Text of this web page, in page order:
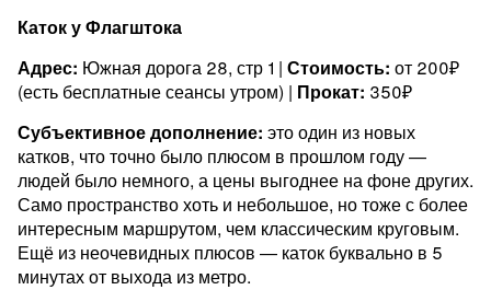
Каток у Флагштока
Адрес: Южная дорога 28, стр 1 | Стоимость: от 200₽
(есть бесплатные сеансы утром) | Прокат: 350₽
Субъективное дополнение: это один из новых
катков, что точно было плюсом в прошлом году —
людей было немного, а цены выгоднее на фоне других.
Само пространство хоть и небольшое, но тоже с более
интересным маршрутом, чем классическим круговым.
Ещё из неочевидных плюсов — каток буквально в 5
минутах от выхода из метро.